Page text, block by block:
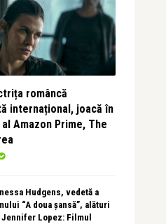
româncă
internațional, joacă în
Amazon Prime, The
Hudgens, vedetă a
“A doua șansă”, alături
Jennifer Lopez: Filmul